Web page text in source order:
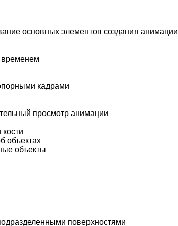
основных элементов создания анимации
временем
кадрами
просмотр анимации
объектах
объекты
поверхностями